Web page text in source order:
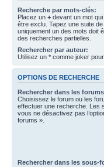
Recherche par mots-clés:
Placez un + devant un mot
être exclu. Tapez une suite
uniquement un des mots doit
des recherches partielles.
Rechercher par auteur:
Utilisez un * comme joker
OPTIONS DE RECHERCHE
Rechercher dans les
Choisissez le forum ou les
effectuer une recherche. Les
vous ne désactivez pas
forums ».
Rechercher dans les sous-